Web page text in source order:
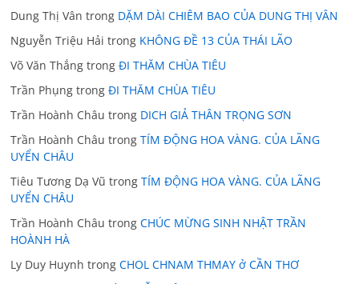
Dung Thị Vân trong DẶM DÀI CHIÊM BAO CỦA DUNG THỊ VÂN
Nguyễn Triệu Hải trong KHÔNG ĐỀ 13 CỦA THÁI LÃO
Võ Văn Thắng trongĐI THĂM CHÙA TIÊU
Trần Phụng trongĐI THĂM CHÙA TIÊU
Trần Hoành Châu trong DICH GIẢ THÂN TRỌNG SƠN
Trần Hoành Châu trongTÍM ĐỘNG HOA VÀNG. CỦA LÃNG
UYỂN CHÂU
Tiêu Tương Dạ Vũ trongTÍM ĐỘNG HOA VÀNG. CỦA LÃNG
UYỂN CHÂU
Trần Hoành Châu trongCHÚC MỪNG SINH NHẬT TRẦN
HOÀNH HÀ
Ly Duy Huynh trongCHOL CHNAM THMAY ở CẦN THƠ